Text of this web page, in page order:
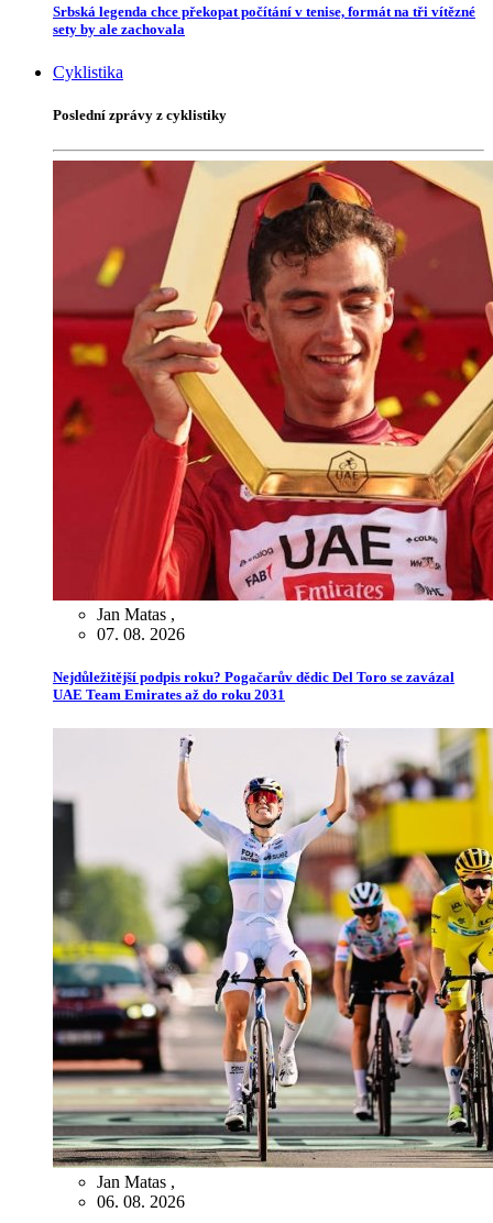
Srbská legenda chce překopat počítání v tenise, formát na tři vítězné
sety by ale zachovala
Cyklistika
Poslední zprávy z cyklistiky
Jan Matas ,
07. 08. 2026
Nejdůležitější podpis roku? Pogačarův dědic Del Toro se zavázal
UAE Team Emirates až do roku 2031
Jan Matas ,
06. 08. 2026